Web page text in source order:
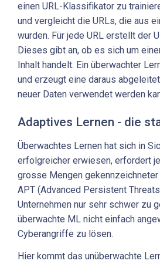
einen URL-Klassifikator zu
und vergleicht die URLs, die aus
wurden. Für jede URL erstellt der
Dieses gibt an, ob es sich um
Inhalt handelt. Ein überwachter
und erzeugt eine daraus
neuer Daten verwendet werden
Adaptives Lernen - die
Überwachtes Lernen hat sich in
erfolgreicher erwiesen, erfordert
grosse Mengen
APT (Advanced Persistent
Unternehmen nur sehr schwer zu
überwachte ML nicht einfach
Cyberangriffe zu lösen.
Hier kommt das unüberwachte